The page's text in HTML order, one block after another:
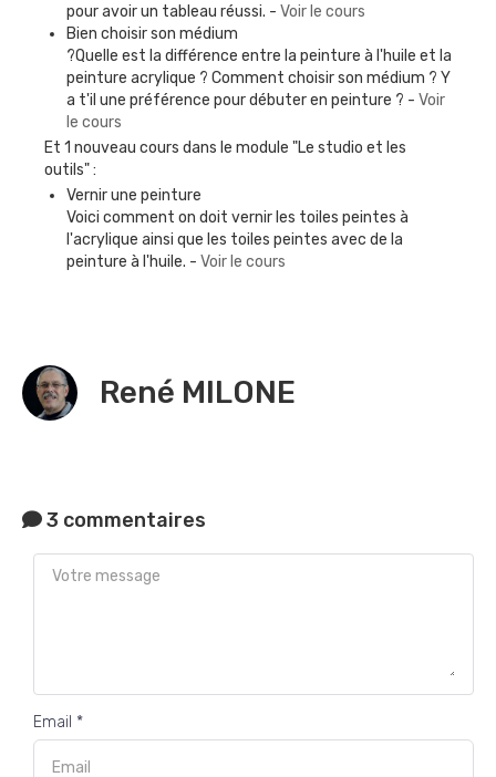
pour avoir un tableau réussi. - Voir le cours
Bien choisir son médium
?Quelle est la différence entre la peinture à l'huile et la
peinture acrylique ? Comment choisir son médium ? Y
a t'il une préférence pour débuter en peinture ? - Voir
le cours
Et 1 nouveau cours dans le module "Le studio et les
outils" :
Vernir une peinture
Voici comment on doit vernir les toiles peintes à
l'acrylique ainsi que les toiles peintes avec de la
peinture à l'huile. - Voir le cours
René MILONE
3 commentaires
Email *